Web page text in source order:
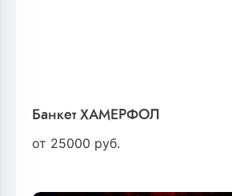
Банкет ХАМЕРФОЛ
от 25000 руб.